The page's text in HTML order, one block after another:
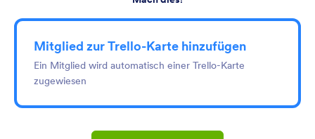
Mitglied zur Trello-Karte hinzufügen
Ein Mitglied wird automatisch einer Trello-Karte
zugewiesen